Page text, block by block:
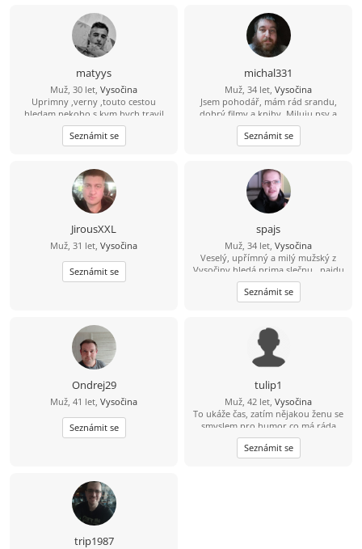
matyys
Muž, 30 let, Vysočina
Uprimny ,verny ,touto cestou
hledam nekoho s kym bych travil
dlouhe chvile zasel ven nebo na
kavu
Seznámit se
michal331
Muž, 34 let, Vysočina
Jsem pohodář, mám rád srandu,
dobrý filmy a knihy. Miluju psy a
cením si upřímnosti, protože
nesnáším lži a přetvářku. Radši
trávím čas s pár opravdovými lidmi
humor i obyčejné chvíle, které mají
něco do sebe.
Seznámit se
JirousXXL
Muž, 31 let, Vysočina
Seznámit se
spajs
Muž, 34 let, Vysočina
Veselý, upřímný a milý mužský z
Vysočiny hledá prima slečnu.. najdu
tě?
Seznámit se
Ondrej29
Muž, 41 let, Vysočina
Seznámit se
tulip1
Muž, 42 let, Vysočina
To ukáže čas, zatím nějakou ženu se
smyslem pro humor co má ráda
spontánní život ????
Seznámit se
trip1987